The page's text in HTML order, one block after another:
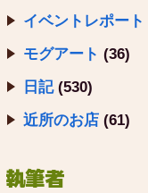
イベントレポート
モグアート (36)
日記(530)
近所のお店 (61)
執筆者